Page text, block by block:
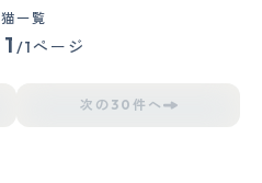
一覧
1 /1ページ
次の30件へ